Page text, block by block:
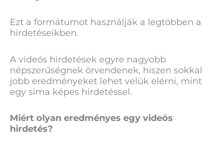
Ezt a formátumot használják a legtöbben a
hirdetéseikben.
A videós hirdetések egyre nagyobb
népszerűségnek örvendenek, hiszen sokkal
jobb eredményeket lehet velük elérni, mint
egy sima képes hirdetéssel.
Miért olyan eredményes egy videós
hirdetés?